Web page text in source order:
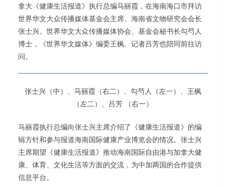
拿大《健康生活报道》执行总编马丽霞，在海南海口市拜访
世界华文大众传播媒体基金会主席、海南省文物研究会会长
张士兴。世界华文大众传播媒体协会、基金会秘书长勾芍人
博士，《世界华文媒体》编委王枫、记者吕芳也陪同前往访
问。
张士兴（中）、马丽霞（右二）、勾芍人（左一）、王枫
（左二）、吕芳 （右一）
马丽霞执行总编向张士兴主席介绍了《健康生活报道》的编
辑方针和参与报道海南国际健康产业博览会的情况。张士兴
主席期望《健康生活报道》推动海南国际自由港与加拿大健
康、体育、文化生活等方面的交流，为中加两国的合作提供
信息平台。